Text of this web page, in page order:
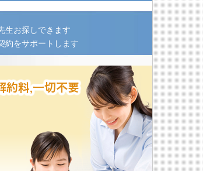
生お探しできます
約をサポートします